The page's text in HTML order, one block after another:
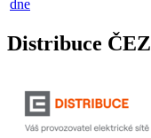
dne
Distribuce ČEZ